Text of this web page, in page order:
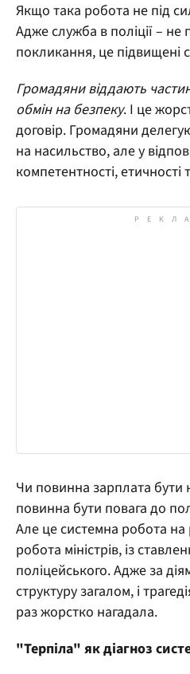
Якщо така робота не під
Адже служба в поліції – не
покликання, це підвищені
Громадяни віддають
обмін на безпеку. І це
договір. Громадяни
на насильство, але у
компетентності, етичності
Чи повинна зарплата
повинна бути повага до
Але це системна робота на
робота міністрів, із
поліцейського. Адже за
структуру загалом, і
раз жорстко нагадала.
"Терпіла" як діагноз